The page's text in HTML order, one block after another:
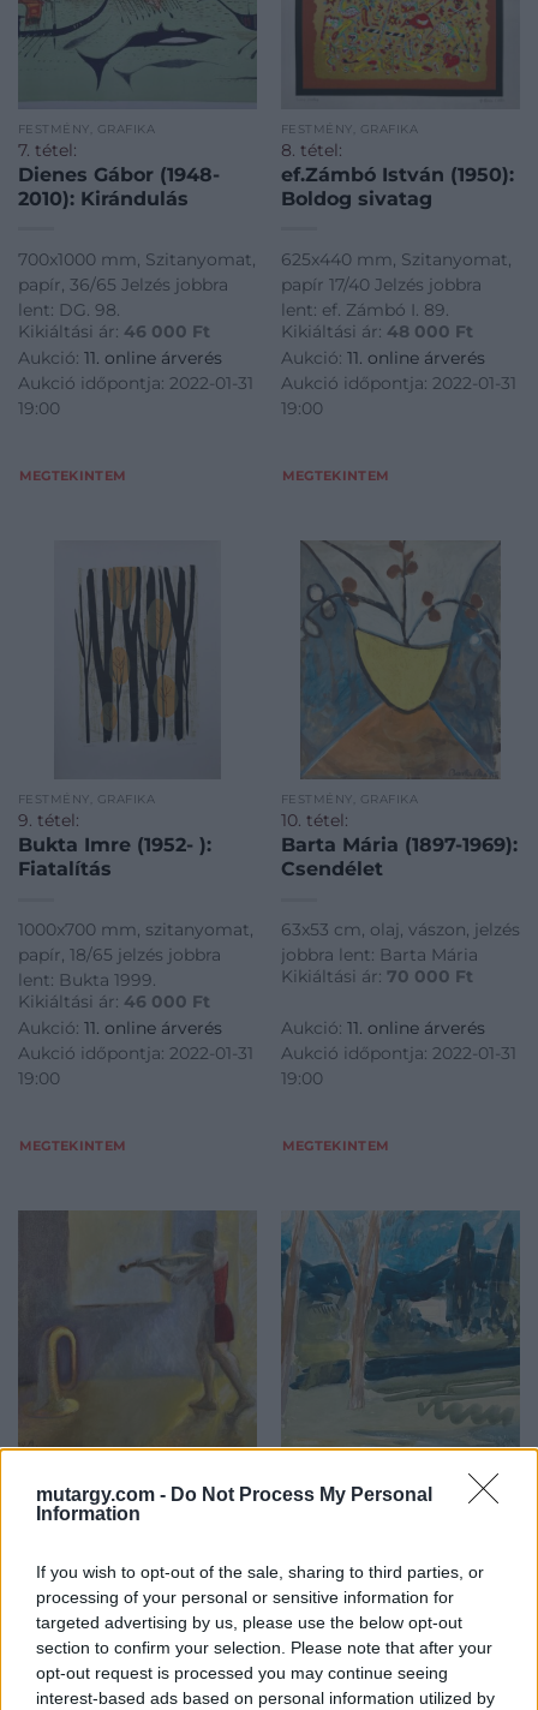
mutargy.com - Do Not Process My Personal
Information
If you wish to opt-out of the sale, sharing to third parties, or
processing of your personal or sensitive information for
targeted advertising by us, please use the below opt-out
section to confirm your selection. Please note that after your
opt-out request is processed you may continue seeing
interest-based ads based on personal information utilized by
FESTMÉNY, GRAFIKA
7. tétel:
Dienes Gábor (1948-
2010): Kirándulás
700x1000 mm, Szitanyomat,
papír, 36/65 Jelzés jobbra
lent: DG. 98.
Kikiáltási ár: 46 000 Ft
Aukció: 11. online árverés
Aukció időpontja: 2022-01-31
19:00
MEGTEKINTEM
FESTMÉNY, GRAFIKA
8. tétel:
ef.Zámbó István (1950):
Boldog sivatag
625x440 mm, Szitanyomat,
papír 17/40 Jelzés jobbra
lent: ef. Zámbó I. 89.
Kikiáltási ár: 48 000 Ft
Aukció: 11. online árverés
Aukció időpontja: 2022-01-31
19:00
MEGTEKINTEM
FESTMÉNY, GRAFIKA
9. tétel:
Bukta Imre (1952- ):
Fiatalítás
1000x700 mm, szitanyomat,
papír, 18/65 jelzés jobbra
lent: Bukta 1999.
Kikiáltási ár: 46 000 Ft
Aukció: 11. online árverés
Aukció időpontja: 2022-01-31
19:00
MEGTEKINTEM
FESTMÉNY, GRAFIKA
10. tétel:
Barta Mária (1897-1969):
Csendélet
63x53 cm, olaj, vászon, jelzés
jobbra lent: Barta Mária
Kikiáltási ár: 70 000 Ft
Aukció: 11. online árverés
Aukció időpontja: 2022-01-31
19:00
MEGTEKINTEM
11. tétel:
Breznay András (1963-):
40x50 cm, olaj-vászon,
Jelzés balra lent: Breznay A.
Kikiáltási ár:170 000Ft
Aukció:11. online árverés
12. tétel:
fával
270x370 cm, Akvarell, papír,
Jelzés balra lent: BA.
Kikiáltási ár:240 000
Aukció:11. online árverés